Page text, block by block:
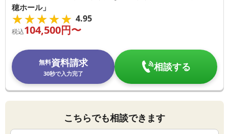
穂ホール」
★★★★★
★★★★★ 4.95
税込104,500円〜
無料資料請求
30秒で入力完了
相談する
こちらでも相談できます